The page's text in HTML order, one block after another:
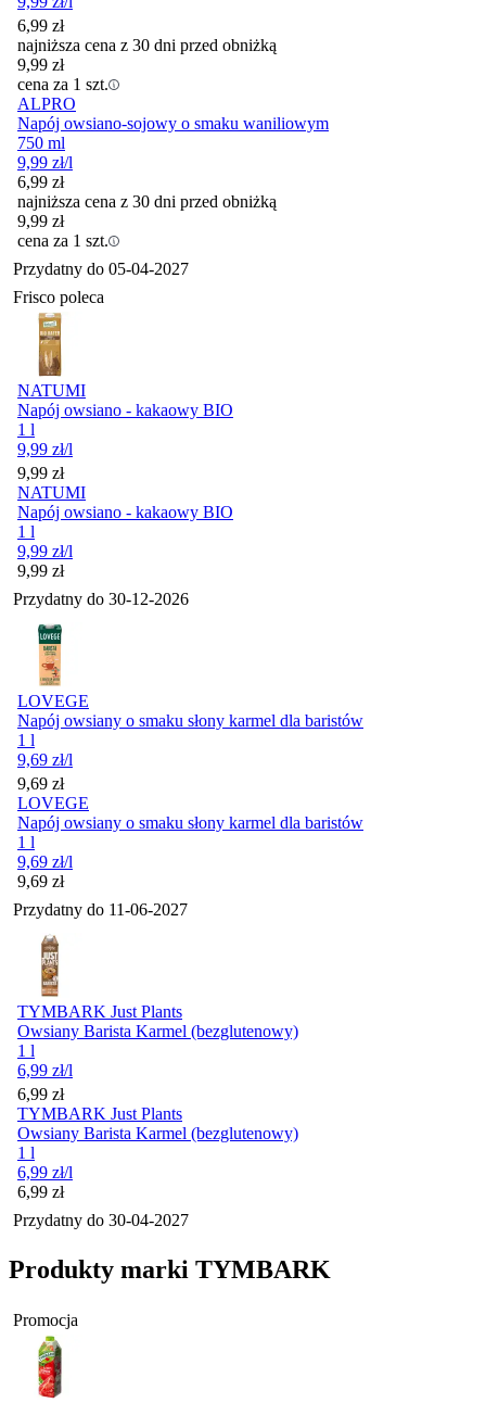
6,99 zł
najniższa cena z 30 dni przed obniżką
9,99 zł
cena za 1 szt.
ALPRO
Napój owsiano-sojowy o smaku waniliowym
750 ml
9,99 zł/l
6,99 zł
najniższa cena z 30 dni przed obniżką
9,99 zł
cena za 1 szt.
Przydatny do 05-04-2027
Frisco poleca
NATUMI
Napój owsiano - kakaowy BIO
1 l
9,99 zł/l
Cena
9,99 zł
NATUMI
Napój owsiano - kakaowy BIO
1 l
9,99 zł/l
Cena
9,99 zł
Przydatny do 30-12-2026
LOVEGE
Napój owsiany o smaku słony karmel dla baristów
1 l
9,69 zł/l
Cena
9,69 zł
LOVEGE
Napój owsiany o smaku słony karmel dla baristów
1 l
9,69 zł/l
Cena
9,69 zł
Przydatny do 11-06-2027
TYMBARK Just Plants
Owsiany Barista Karmel (bezglutenowy)
1 l
6,99 zł/l
Cena
6,99 zł
TYMBARK Just Plants
Owsiany Barista Karmel (bezglutenowy)
1 l
6,99 zł/l
Cena
6,99 zł
Przydatny do 30-04-2027
Produkty marki TYMBARK
Promocja